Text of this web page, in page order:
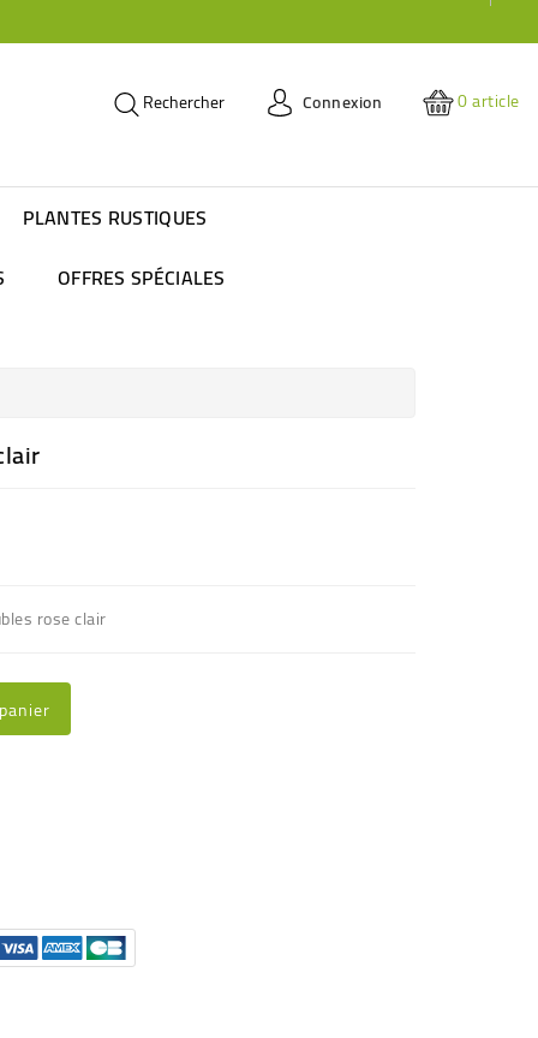
Rechercher Connexion 0article
PLANTES RUSTIQUES
OFFRES SPÉCIALES
rose clair